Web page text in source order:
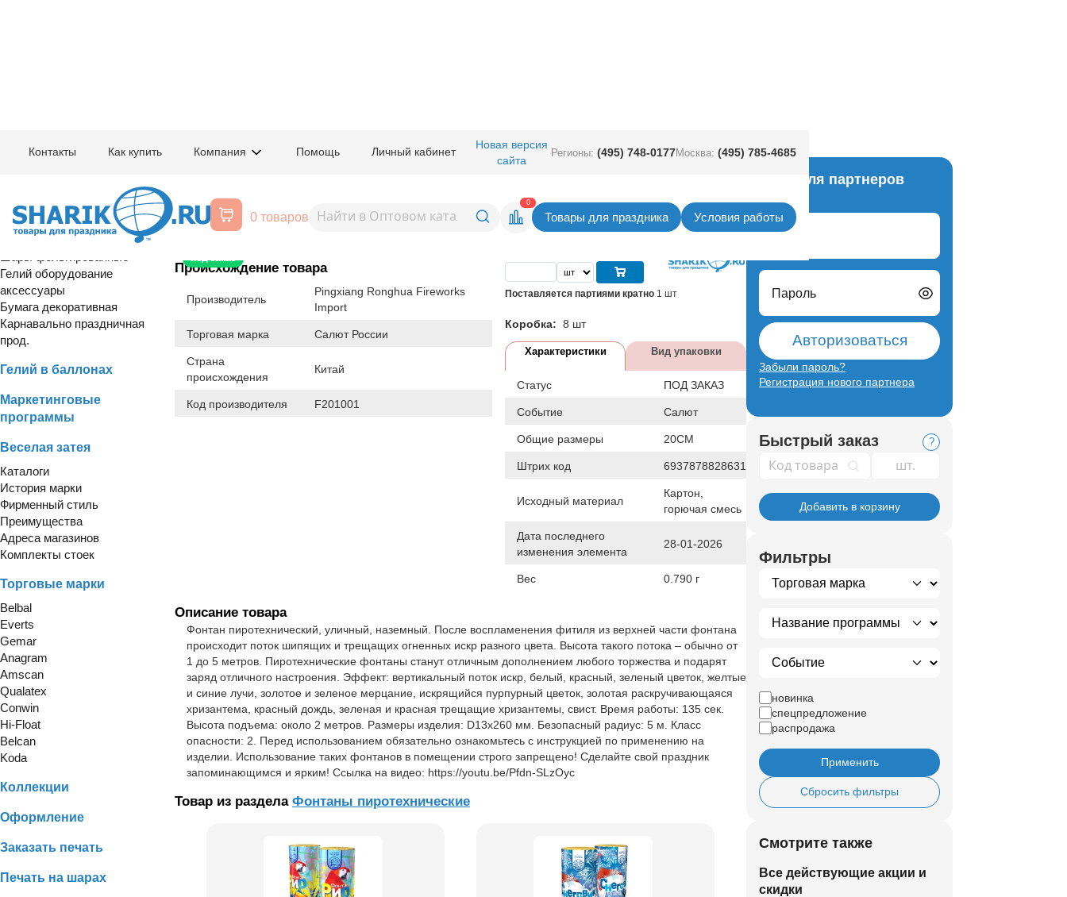
Контакты Как купить Компания Помощь Личный кабинет
Новая версия
сайта
Регионы: (495) 748-0177Москва: (495) 785-4685
0 товаров
0
Товары для праздника Условия работы
Расширенный поиск
Шары латексные
Гелий оборудование
аксессуары
Бумага декоративная
Карнавально праздничная
прод.
Гелий в баллонах
Маркетинговые
программы
Веселая затея
Каталоги
История марки
Фирменный стиль
Преимущества
Адреса магазинов
Комплекты стоек
Торговые марки
Belbal
Everts
Gemar
Anagram
Amscan
Qualatex
Conwin
Hi-Float
Belcan
Koda
Коллекции
Оформление
Заказать печать
Печать на шарах
1510-0006
26см 80сек
Вернуться в раздел Фонтаны пиротехнические
под заказ
Происхождение товара
Производитель
Pingxiang Ronghua Fireworks
Import
Торговая марка Салют России
Страна
происхождения
Китай
Код производителя F201001
Поставляется партиями кратно 1 шт
Коробка: 8 шт
Характеристики Вид упаковки
Статус ПОД ЗАКАЗ
Событие Салют
Общие размеры 20СМ
Штрих код 6937878828631
Исходный материал
Картон,
горючая смесь
Дата последнего
изменения элемента
28-01-2026
Вес 0.790 г
Описание товара
Фонтан пиротехнический, уличный, наземный. После воспламенения фитиля из верхней части фонтана
происходит поток шипящих и трещащих огненных искр разного цвета. Высота такого потока – обычно от
1 до 5 метров. Пиротехнические фонтаны станут отличным дополнением любого торжества и подарят
заряд отличного настроения. Эффект: вертикальный поток искр, белый, красный, зеленый цветок, желтые
и синие лучи, золотое и зеленое мерцание, искрящийся пурпурный цветок, золотая раскручивающаяся
хризантема, красный дождь, зеленая и красная трещащие хризантемы, свист. Время работы: 135 сек.
Высота подъема: около 2 метров. Размеры изделия: D13х260 мм. Безопасный радиус: 5 м. Класс
опасности: 2. Перед использованием обязательно ознакомьтесь с инструкцией по применению на
изделии. Использование таких фонтанов в помещении строго запрещено! Сделайте свой праздник
запоминающимся и ярким! Ссылка на видео: https://youtu.be/Pfdn-SLzOyc
Товар из раздела Фонтаны пиротехнические
Вход для партнеров
Логин
Пароль
Авторизоваться
Забыли пароль?
Регистрация нового партнера
Быстрый заказ ?
Код товара
Добавить в корзину
Фильтры
новинка
спецпредложение
распродажа
Применить
Сбросить фильтры
Смотрите также
Все действующие акции и
скидки